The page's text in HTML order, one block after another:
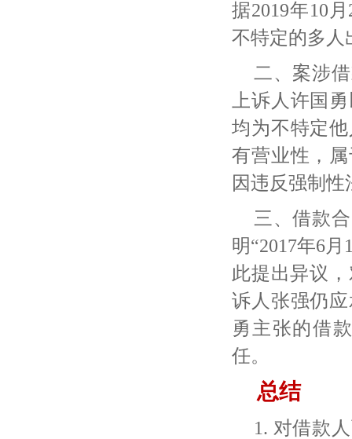
据2019年10
不特定的多人
二、案涉
上诉人许国
均为不特定
有营业性，
因违反强制
三、借款
明“2017年6
此提出异议
诉人张强仍
勇主张的借
任。
总结
1. 对借款